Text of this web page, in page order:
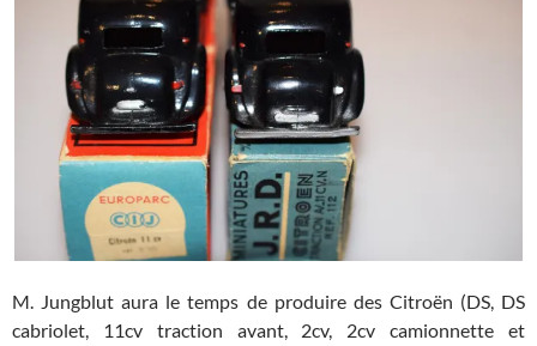
M. Jungblut aura le temps de produire des Citroën (DS, DS
cabriolet, 11cv traction avant, 2cv, 2cv camionnette et